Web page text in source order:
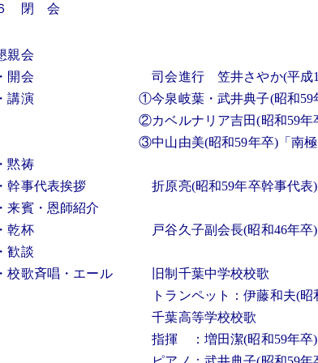
閉 会
親会
開会 司会進行 笠井さやか(平成14
講演 ①今泉岐葉・武井典子(昭和59年卒)「
カベルナリア吉田(昭和59年卒・大野
中山由美(昭和59年卒)「南極からの
黙祷
幹事代表挨拶 折原亮(昭和59年卒幹事代表)
来賓・恩師紹介
乾杯 戸谷久子副会長(昭和46年卒)
歓談
校歌斉唱・エール 旧制千葉中学校校歌
ランペット：伊藤和夫(昭和46年卒)
葉高等学校校歌
揮 ：増田潔(昭和59年卒)